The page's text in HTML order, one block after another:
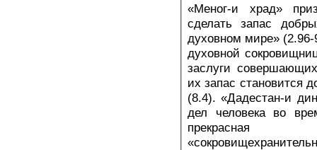
«Меног-и храд»
сделать запас
духовном мире»
духовной
заслуги
их запас становится
(8.4). «Дадестан-и
дел человека во
прекрасная